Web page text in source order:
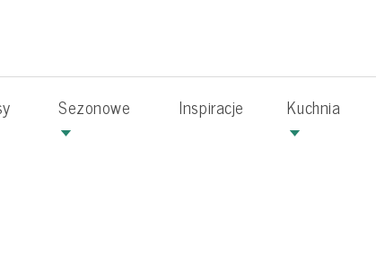
Sezonowe Inspiracje Kuchnia